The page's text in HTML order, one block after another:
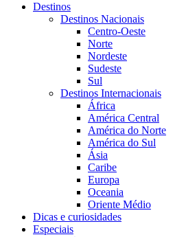
Destinos
Destinos Nacionais
Centro-Oeste
Norte
Nordeste
Sudeste
Sul
Destinos Internacionais
África
América Central
América do Norte
América do Sul
Ásia
Caribe
Europa
Oceania
Oriente Médio
Dicas e curiosidades
Especiais